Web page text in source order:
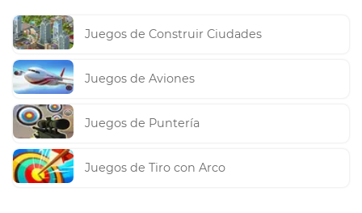
Juegos de Construir Ciudades
Juegos de Aviones
Juegos de Puntería
Juegos de Tiro con Arco